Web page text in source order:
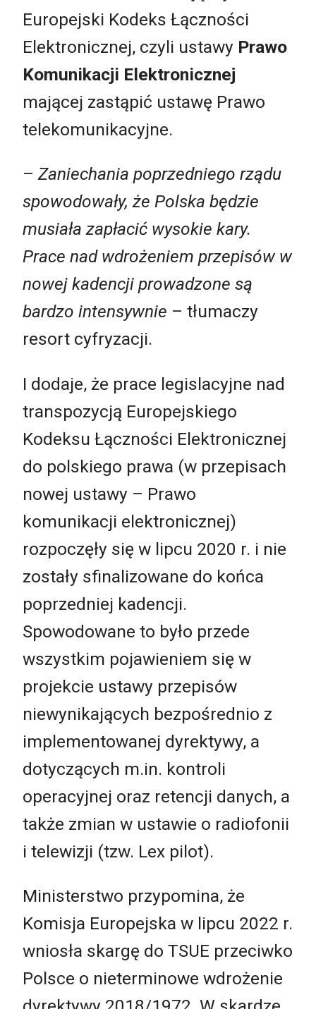
Europejski Kodeks Łączności
Elektronicznej, czyli ustawy Prawo
Komunikacji Elektronicznej
mającej zastąpić ustawę Prawo
telekomunikacyjne.
– Zaniechania poprzedniego rządu
spowodowały, że Polska będzie
musiała zapłacić wysokie kary.
Prace nad wdrożeniem przepisów w
nowej kadencji prowadzone są
bardzo intensywnie – tłumaczy
resort cyfryzacji.
I dodaje, że prace legislacyjne nad
transpozycją Europejskiego
Kodeksu Łączności Elektronicznej
do polskiego prawa (w przepisach
nowej ustawy – Prawo
komunikacji elektronicznej)
rozpoczęły się w lipcu 2020 r. i nie
zostały sfinalizowane do końca
poprzedniej kadencji.
Spowodowane to było przede
wszystkim pojawieniem się w
projekcie ustawy przepisów
niewynikających bezpośrednio z
implementowanej dyrektywy, a
dotyczących m.in. kontroli
operacyjnej oraz retencji danych, a
także zmian w ustawie o radiofonii
i telewizji (tzw. Lex pilot).
Ministerstwo przypomina, że
Komisja Europejska w lipcu 2022 r.
wniosła skargę do TSUE przeciwko
Polsce o nieterminowe wdrożenie